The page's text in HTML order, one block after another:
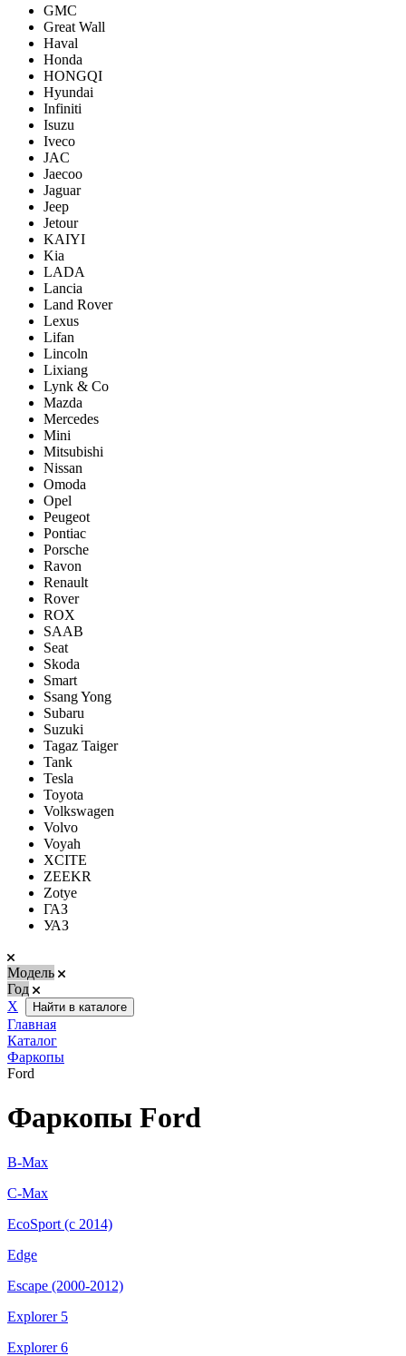
GMC
Great Wall
Haval
Honda
HONGQI
Hyundai
Infiniti
Isuzu
Iveco
JAC
Jaecoo
Jaguar
Jeep
Jetour
KAIYI
Kia
LADA
Lancia
Land Rover
Lexus
Lifan
Lincoln
Lixiang
Lynk & Co
Mazda
Mercedes
Mini
Mitsubishi
Nissan
Omoda
Opel
Peugeot
Pontiac
Porsсhe
Ravon
Renault
Rover
ROX
SAAB
Seat
Skoda
Smart
Ssang Yong
Subaru
Suzuki
Tagaz Taiger
Tank
Tesla
Toyota
Volkswagen
Volvo
Voyah
XCITE
ZEEKR
Zotye
ГАЗ
УАЗ
Модель
Год
Х
Найти в каталоге
Главная
Каталог
Фаркопы
Ford
Фаркопы Ford
B-Max
C-Max
EcoSport (с 2014)
Edge
Escape (2000-2012)
Explorer 5
Explorer 6